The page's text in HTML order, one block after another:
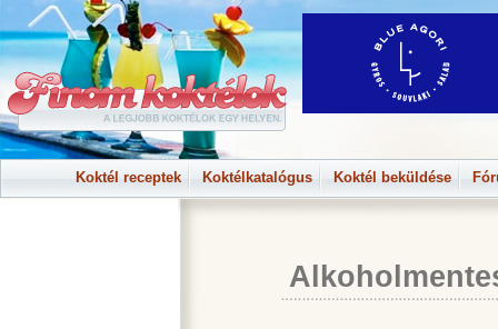
Koktél receptek Koktélkatalógus Koktél beküldése